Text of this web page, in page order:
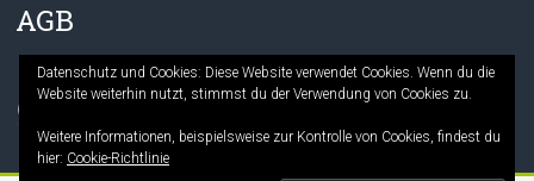
AGB
Facebook
Instagram
Datenschutz und Cookies: Diese Website verwendet Cookies. Wenn du die
Website weiterhin nutzt, stimmst du der Verwendung von Cookies zu.
Weitere Informationen, beispielsweise zur Kontrolle von Cookies, findest du
hier: Cookie-Richtlinie